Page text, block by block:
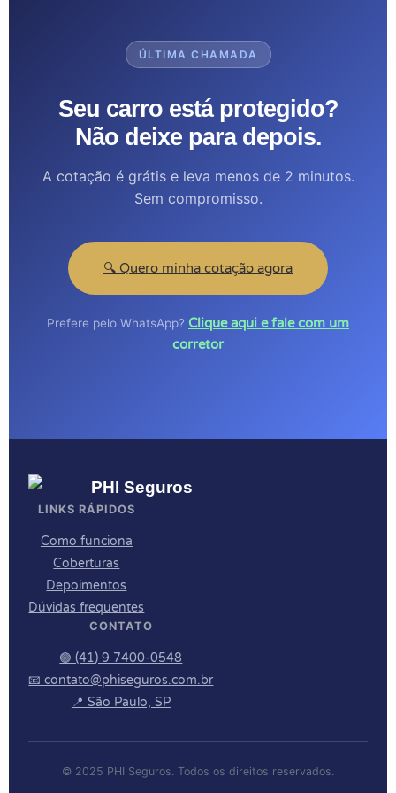
ÚLTIMA CHAMADA
Seu carro está protegido?
Não deixe para depois.
A cotação é grátis e leva menos de 2 minutos.
Sem compromisso.
🔍 Quero minha cotação agora
Prefere pelo WhatsApp? Clique aqui e fale com um
corretor
LINKS RÁPIDOS
Como funciona
Coberturas
Depoimentos
Dúvidas frequentes
CONTATO
🟢 (41) 9 7400-0548
📧 contato@phiseguros.com.br
📍 São Paulo, SP
© 2025 PHI Seguros. Todos os direitos reservados.